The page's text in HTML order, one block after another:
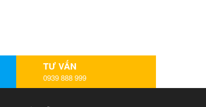
TƯ VẤN
0939 888 999